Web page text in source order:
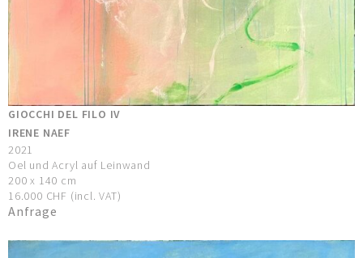
GIOCCHI DEL FILO IV
IRENE NAEF
2021
Oel und Acryl auf Leinwand
200 x 140 cm
16.000 CHF (incl. VAT)
Anfrage